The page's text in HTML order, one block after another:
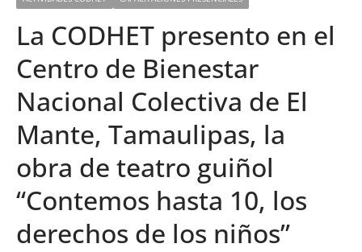
La CODHET presento en el
Centro de Bienestar
Nacional Colectiva de El
Mante, Tamaulipas, la
obra de teatro guiñol
“Contemos hasta 10, los
derechos de los niños”